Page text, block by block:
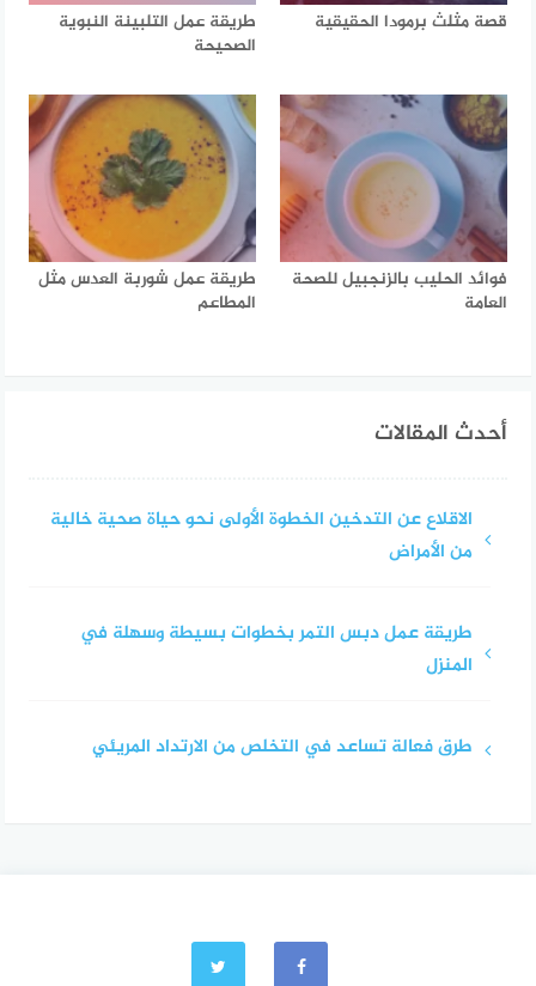
قصة مثلث برمودا الحقيقية
طريقة عمل التلبينة النبوية
الصحيحة
فوائد الحليب بالزنجبيل للصحة
العامة
طريقة عمل شوربة العدس مثل
المطاعم
أحدث المقالات
الاقلاع عن التدخين الخطوة الأولى نحو حياة صحية خالية
من الأمراض
طريقة عمل دبس التمر بخطوات بسيطة وسهلة في
المنزل
طرق فعالة تساعد في التخلص من الارتداد المريئي